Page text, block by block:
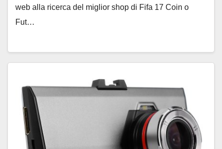
web alla ricerca del miglior shop di Fifa 17 Coin o
Fut…